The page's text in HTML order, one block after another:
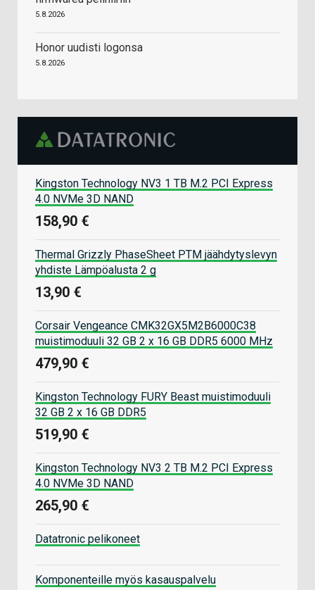
5.8.2026
Honor uudisti logonsa
5.8.2026
Kingston Technology NV3 1 TB M.2 PCI Express
4.0 NVMe 3D NAND
158,90 €
Thermal Grizzly PhaseSheet PTM jäähdytyslevyn
yhdiste Lämpöalusta 2 g
13,90 €
Corsair Vengeance CMK32GX5M2B6000C38
muistimoduuli 32 GB 2 x 16 GB DDR5 6000 MHz
479,90 €
Kingston Technology FURY Beast muistimoduuli
32 GB 2 x 16 GB DDR5
519,90 €
Kingston Technology NV3 2 TB M.2 PCI Express
4.0 NVMe 3D NAND
265,90 €
Datatronic pelikoneet
Komponenteille myös kasauspalvelu